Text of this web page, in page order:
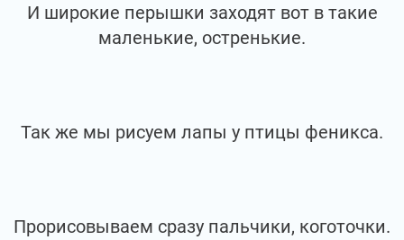
И широкие перышки заходят вот в такие
маленькие, остренькие.
Так же мы рисуем лапы у птицы феникса.
Прорисовываем сразу пальчики, коготочки.